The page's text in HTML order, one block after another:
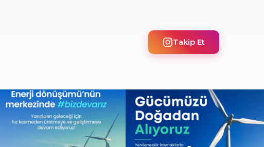
Takip Et
Enerji dönüşümünün merkezinde, daha
sürdürülebilir...
10 0
Gücümüzü doğadan alıyor, geleceğe nefes
oluyoruz.
12